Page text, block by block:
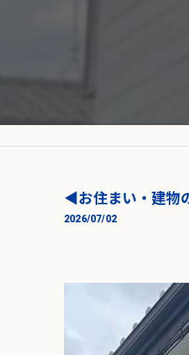
◀︎お住まい・建物
2026/07/02